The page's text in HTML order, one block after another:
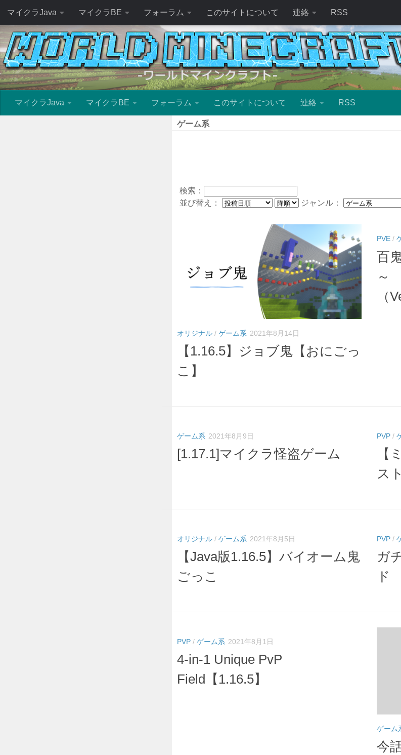
マイクラJava マイクラBE フォーラム このサイトについて 連絡 RSS
マイクラJava マイクラBE フォーラム このサイトについて 連絡 RSS
ゲーム系
検索：
並び替え：
ジャンル：
オリジナル / ゲーム系 2021年8月14日
【1.16.5】ジョブ鬼【おにごっ
こ】
PVE /
百
～
（
ゲーム系 2021年8月9日
[1.17.1]マイクラ怪盗ゲーム
PVP /
【
スト
オリジナル / ゲーム系 2021年8月5日
【Java版1.16.5】バイオーム鬼
ごっこ
PVP /
ガ
ド
PVP / ゲーム系 2021年8月1日
4-in-1 Unique PvP
Field【1.16.5】
ゲーム
今